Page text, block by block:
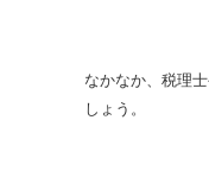
なかなか、税理
しょう。